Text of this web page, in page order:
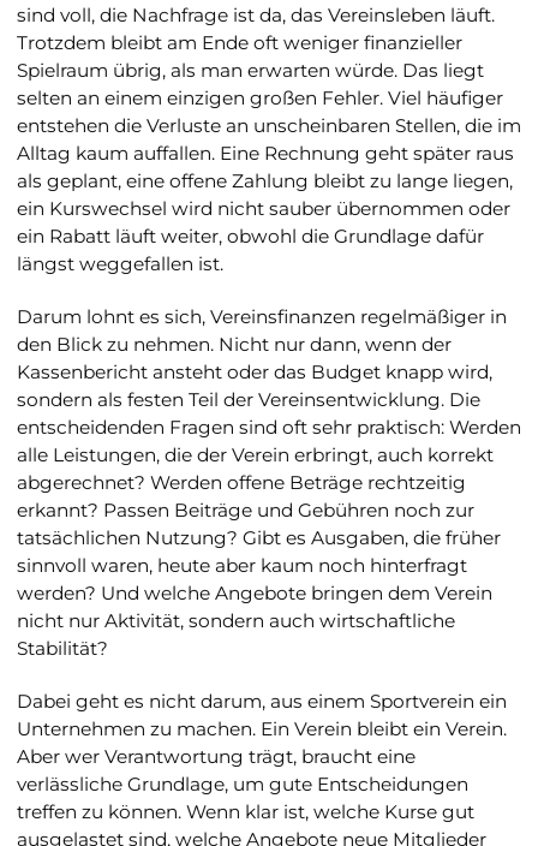
sind voll, die Nachfrage ist da, das Vereinsleben läuft.
Trotzdem bleibt am Ende oft weniger finanzieller
Spielraum übrig, als man erwarten würde. Das liegt
selten an einem einzigen großen Fehler. Viel häufiger
entstehen die Verluste an unscheinbaren Stellen, die im
Alltag kaum auffallen. Eine Rechnung geht später raus
als geplant, eine offene Zahlung bleibt zu lange liegen,
ein Kurswechsel wird nicht sauber übernommen oder
ein Rabatt läuft weiter, obwohl die Grundlage dafür
längst weggefallen ist.
Darum lohnt es sich, Vereinsfinanzen regelmäßiger in
den Blick zu nehmen. Nicht nur dann, wenn der
Kassenbericht ansteht oder das Budget knapp wird,
sondern als festen Teil der Vereinsentwicklung. Die
entscheidenden Fragen sind oft sehr praktisch: Werden
alle Leistungen, die der Verein erbringt, auch korrekt
abgerechnet? Werden offene Beträge rechtzeitig
erkannt? Passen Beiträge und Gebühren noch zur
tatsächlichen Nutzung? Gibt es Ausgaben, die früher
sinnvoll waren, heute aber kaum noch hinterfragt
werden? Und welche Angebote bringen dem Verein
nicht nur Aktivität, sondern auch wirtschaftliche
Stabilität?
Dabei geht es nicht darum, aus einem Sportverein ein
Unternehmen zu machen. Ein Verein bleibt ein Verein.
Aber wer Verantwortung trägt, braucht eine
verlässliche Grundlage, um gute Entscheidungen
treffen zu können. Wenn klar ist, welche Kurse gut
ausgelastet sind, welche Angebote neue Mitglieder